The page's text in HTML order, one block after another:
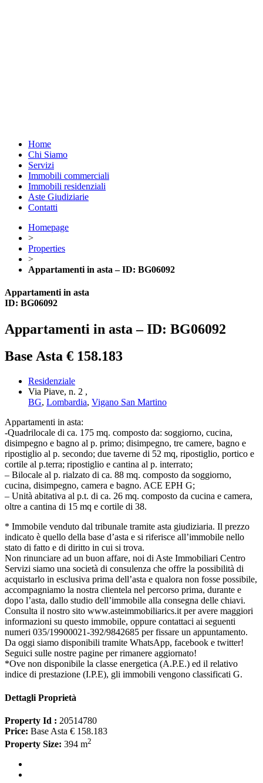
Home
Chi Siamo
Servizi
Immobili commerciali
Immobili residenziali
Aste Giudiziarie
Contatti
Homepage
>
Properties
>
Appartamenti in asta – ID: BG06092
Appartamenti in asta
ID: BG06092
Appartamenti in asta – ID: BG06092
Base Asta € 158.183
Residenziale
Via Piave, n. 2 ,
BG, Lombardia, Vigano San Martino
Appartamenti in asta:
-Quadrilocale di ca. 175 mq. composto da: soggiorno, cucina,
disimpegno e bagno al p. primo; disimpegno, tre camere, bagno e
ripostiglio al p. secondo; due taverne di 52 mq, ripostiglio, portico e
cortile al p.terra; ripostiglio e cantina al p. interrato;
– Bilocale al p. rialzato di ca. 88 mq. composto da soggiorno,
cucina, disimpegno, camera e bagno. ACE EPH G;
– Unità abitativa al p.t. di ca. 26 mq. composto da cucina e camera,
oltre a cantina di 15 mq e cortile di 38.
* Immobile venduto dal tribunale tramite asta giudiziaria. Il prezzo
indicato è quello della base d’asta e si riferisce all’immobile nello
stato di fatto e di diritto in cui si trova.
Non rinunciare ad un buon affare, noi di Aste Immobiliari Centro
Servizi siamo una società di consulenza che offre la possibilità di
acquistarlo in esclusiva prima dell’asta e qualora non fosse possibile,
accompagniamo la nostra clientela nel percorso prima, durante e
dopo l’asta, dallo studio dell’immobile alla consegna delle chiavi.
Consulta il nostro sito www.asteimmobiliarics.it per avere maggiori
informazioni su questo immobile, oppure contattaci ai seguenti
numeri 035/19900021-392/9842685 per fissare un appuntamento.
Da oggi siamo disponibili tramite WhatsApp, facebook e twitter!
Seguici sulle nostre pagine per rimanere aggiornato!
*Ove non disponibile la classe energetica (A.P.E.) ed il relativo
indice di prestazione (I.P.E), gli immobili vengono classificati G.
Dettagli Proprietà
Property Id : 20514780
Price: Base Asta € 158.183
Property Size: 394 m2